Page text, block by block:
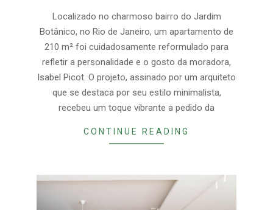
Localizado no charmoso bairro do Jardim
Botânico, no Rio de Janeiro, um apartamento de
210 m² foi cuidadosamente reformulado para
refletir a personalidade e o gosto da moradora,
Isabel Picot. O projeto, assinado por um arquiteto
que se destaca por seu estilo minimalista,
recebeu um toque vibrante a pedido da
CONTINUE READING